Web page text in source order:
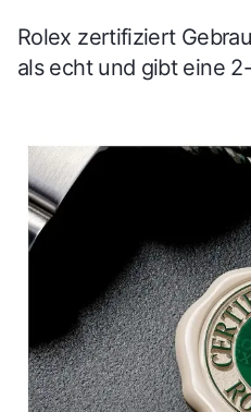
Rolex zertifiziert
als echt und gibt eine